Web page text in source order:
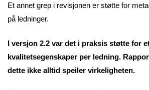
Et annet grep i revisjonen er støtte for
på ledninger.
I versjon 2.2 var det i praksis støtte for
kvalitetsegenskaper per ledning.
dette ikke alltid speiler virkeligheten.